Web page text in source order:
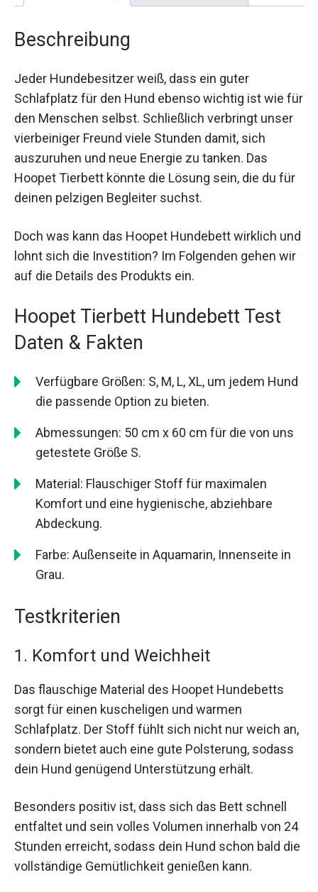
Beschreibung
Jeder Hundebesitzer weiß, dass ein guter
Schlafplatz für den Hund ebenso wichtig ist wie für
den Menschen selbst. Schließlich verbringt unser
vierbeiniger Freund viele Stunden damit, sich
auszuruhen und neue Energie zu tanken. Das
Hoopet Tierbett könnte die Lösung sein, die du für
deinen pelzigen Begleiter suchst.
Doch was kann das Hoopet Hundebett wirklich und
lohnt sich die Investition? Im Folgenden gehen wir
auf die Details des Produkts ein.
Hoopet Tierbett Hundebett Test
Daten & Fakten
Verfügbare Größen: S, M, L, XL, um jedem Hund
die passende Option zu bieten.
Abmessungen: 50 cm x 60 cm für die von uns
getestete Größe S.
Material: Flauschiger Stoff für maximalen
Komfort und eine hygienische, abziehbare
Abdeckung.
Farbe: Außenseite in Aquamarin, Innenseite in
Grau.
Testkriterien
1. Komfort und Weichheit
Das flauschige Material des Hoopet Hundebetts
sorgt für einen kuscheligen und warmen
Schlafplatz. Der Stoff fühlt sich nicht nur weich an,
sondern bietet auch eine gute Polsterung, sodass
dein Hund genügend Unterstützung erhält.
Besonders positiv ist, dass sich das Bett schnell
entfaltet und sein volles Volumen innerhalb von 24
Stunden erreicht, sodass dein Hund schon bald die
vollständige Gemütlichkeit genießen kann.